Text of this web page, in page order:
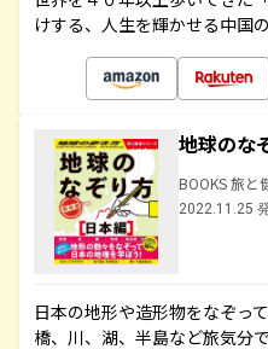
けする、人生を輝かせる中国
地球の
BOOKS 旅と
2022.11.25
日本の地形や造形物をなぞっ
橋、川、湖、半島など旅気分